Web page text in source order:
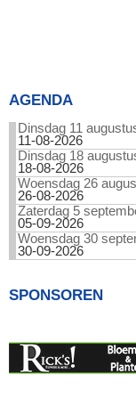
AGENDA
Dinsdag 11
11-08-2026
Dinsdag 18
18-08-2026
Woensdag 26
26-08-2026
Zaterdag 5
05-09-2026
Woensdag 30
30-09-2026
SPONSOREN